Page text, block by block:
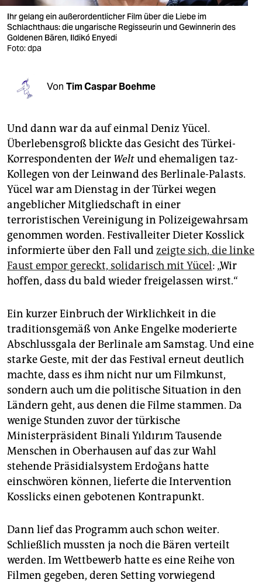
verlag
veranstaltungen
shop
fragen & hilfe
unterstützen
abo
genossenschaft
epaper login
Ihr gelang ein außerordentlicher Film über die Liebe im
Schlachthaus: die ungarische Regisseurin und Gewinnerin des
Goldenen Bären, Ildikó Enyedi
Foto: dpa
Von Tim Caspar Boehme
Und dann war da auf einmal Deniz Yücel.
Überlebensgroß blickte das Gesicht des Türkei-
Korrespondenten der Weltund ehemaligen taz-
Kollegen von der Leinwand des Berlinale-Palasts.
Yücel war am Dienstag in der Türkei wegen
angeblicher Mitgliedschaft in einer
terroristischen Vereinigung in Polizeigewahrsam
genommen worden. Festivalleiter Dieter Kosslick
informierte über den Fall undzeigte sich, die linke
Faust empor gereckt, solidarisch mit Yücel: „Wir
hoffen, dass du bald wieder freigelassen wirst.“
Ein kurzer Einbruch der Wirklichkeit in die
traditionsgemäß von Anke Engelke moderierte
Abschlussgala der Berlinale am Samstag. Und eine
starke Geste, mit der das Festival erneut deutlich
machte, dass es ihm nicht nur um Filmkunst,
sondern auch um die politische Situation in den
Ländern geht, aus denen die Filme stammen. Da
wenige Stunden zuvor der türkische
Ministerpräsident Binali Yıldırım Tausende
Menschen in Oberhausen auf das zur Wahl
stehende Präsidialsystem Erdoğans hatte
einschwören können, lieferte die Intervention
Kosslicks einen gebotenen Kontrapunkt.
Dann lief das Programm auch schon weiter.
Schließlich mussten ja noch die Bären verteilt
werden. Im Wettbewerb hatte es eine Reihe von
Filmen gegeben, deren Setting vorwiegend